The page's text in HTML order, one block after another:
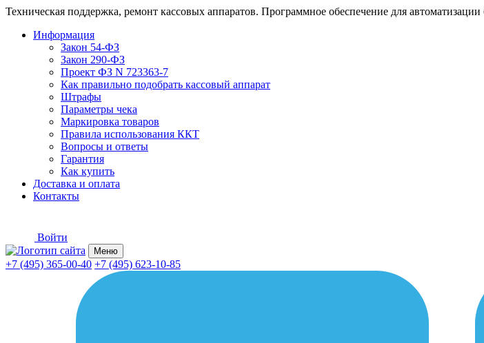
Техническая поддержка, ремонт кассовых аппаратов. Программное обеспечение для автоматизации
Информация
Закон 54-ФЗ
Закон 290-ФЗ
Проект ФЗ N 723363-7
Как правильно подобрать кассовый аппарат
Штрафы
Параметры чека
Маркировка товаров
Правила использования ККТ
Вопросы и ответы
Гарантия
Как купить
Доставка и оплата
Контакты
Войти
Меню
+7 (495) 365-00-40 +7 (495) 623-10-85